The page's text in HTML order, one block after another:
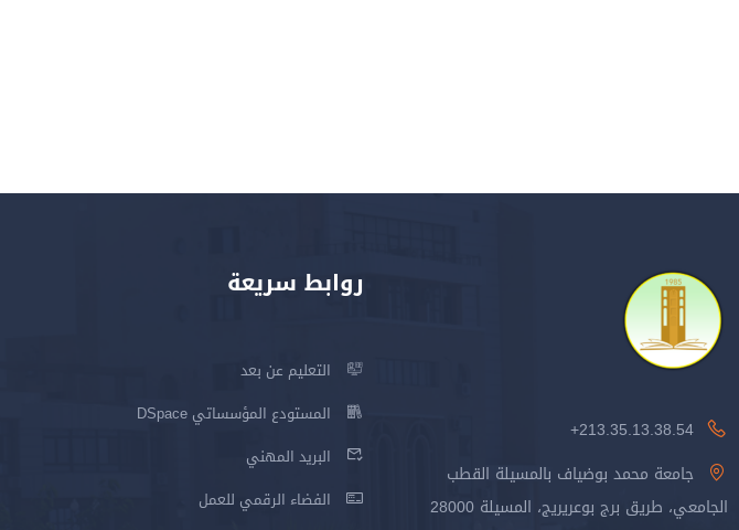
213.35.13.38.54+
جامعة محمد بوضياف بالمسيلة القطب
الجامعي، طريق برج بوعريريج، المسيلة 28000
روابط سريعة
التعليم عن بعد
المستودع المؤسساتي DSpace
البريد المهني
الفضاء الرقمي للعمل